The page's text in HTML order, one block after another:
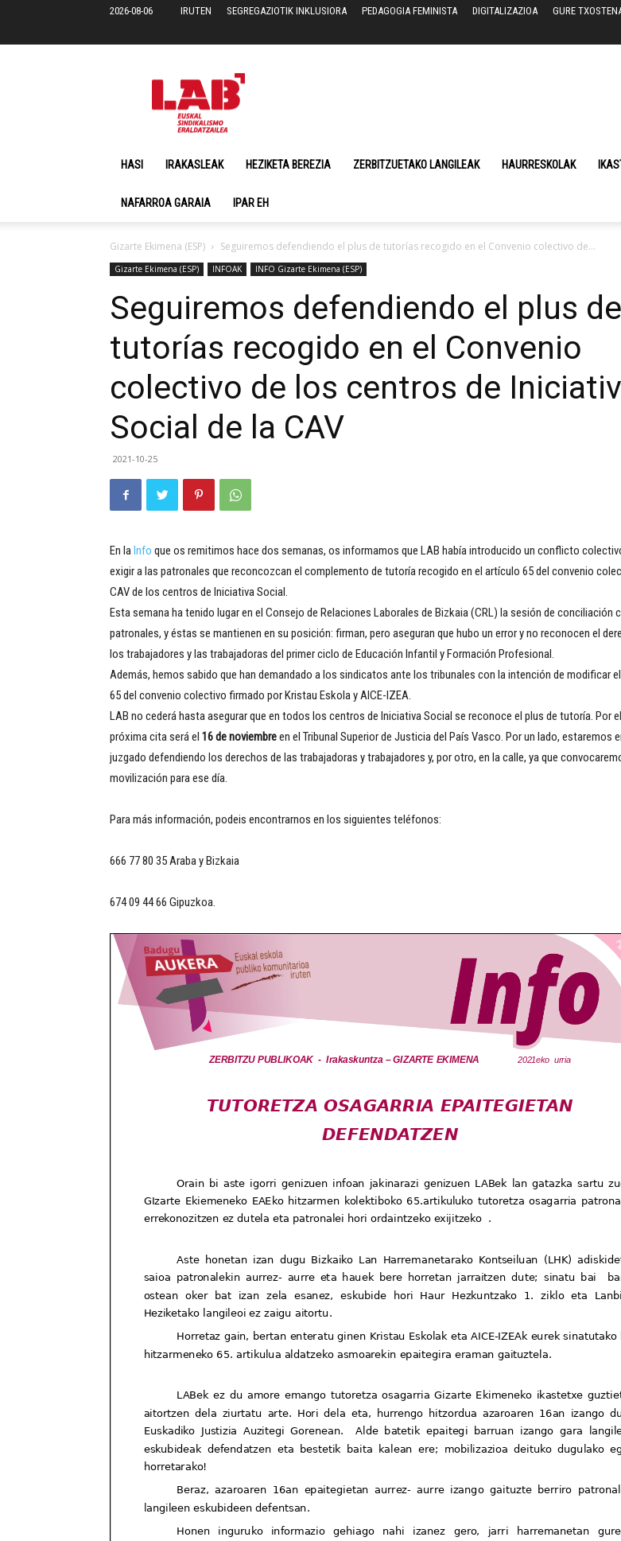
2026-08-06 IRUTEN SEGREGAZIOTIK INKLUSIORA PEDAGOGIA FEMINISTA DIGITALIZAZIOA GURE
LAB
HASI IRAKASLEAK HEZIKETA BEREZIA ZERBITZUETAKO LANGILEAK HAURRESKOLAK
NAFARROA GARAIA IPAR EH
Gizarte Ekimena (ESP) Seguiremos defendiendo el plus de tutorías recogido en el Convenio colectivo de...
Gizarte Ekimena (ESP) INFOAK INFO Gizarte Ekimena (ESP)
Seguiremos defendiendo el plus de
tutorías recogido en el Convenio
colectivo de los centros de
Social de la CAV
2021-10-25
En laInfo que os remitimos hace dos semanas, os informamos que LAB había introducido un conflicto
exigir a las patronales que reconcozcan el complemento de tutoría recogido en el artículo 65 del convenio
CAV de los centros de Iniciativa Social.
Esta semana ha tenido lugar en el Consejo de Relaciones Laborales de Bizkaia (CRL) la sesión de conciliación
patronales, y éstas se mantienen en su posición: firman, pero aseguran que hubo un error y no reconocen el
los trabajadores y las trabajadoras del primer ciclo de Educación Infantil y Formación Profesional.
Además, hemos sabido que han demandado a los sindicatos ante los tribunales con la intención de modificar
65 del convenio colectivo firmado por Kristau Eskola y AICE-IZEA.
LAB no cederá hasta asegurar que en todos los centros de Iniciativa Social se reconoce el plus de tutoría. Por
próxima cita será el 16 de noviembreen el Tribunal Superior de Justicia del País Vasco. Por un lado, estaremos
juzgado defendiendo los derechos de las trabajadoras y trabajadores y, por otro, en la calle, ya que
movilización para ese día.
Para más información, podeis encontrarnos en los siguientes teléfonos:
666 77 80 35 Araba y Bizkaia
674 09 44 66 Gipuzkoa.